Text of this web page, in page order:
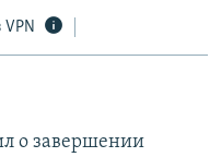
VPN
о завершении